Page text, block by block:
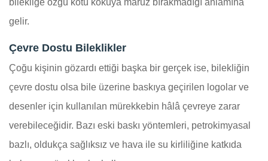
gelir.
Çevre Dostu Bileklikler
Çoğu kişinin gözardı ettiği başka bir gerçek ise, bilekliğin
çevre dostu olsa bile üzerine baskıya geçirilen logolar ve
desenler için kullanılan mürekkebin hâlâ çevreye zarar
verebileceğidir. Bazı eski baskı yöntemleri, petrokimyasal
bazlı, oldukça sağlıksız ve hava ile su kirliliğine katkıda